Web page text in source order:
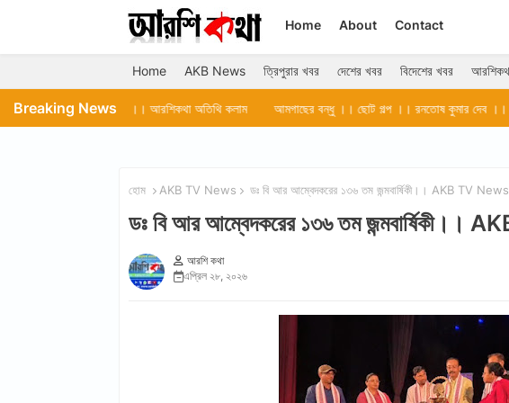
Home About Contact
Home AKB News ত্রিপুরার খবর দেশের খবর বিদেশের খবর
Breaking News
।। আরশিকথা অতিথি কলাম আমগাছের বন্ধু ।। ছোট গল্প ।। রনতোষ কুমার দেব ।। আগরতলা ।।
হোম AKB TV News ডঃ বি আর আম্বেদকরের ১৩৬ তম জন্মবার্ষিকী।। AKB TV News
ডঃ বি আর আম্বেদকরের ১৩৬ তম জন্মবার্ষিকী।।
আরশি কথা
এপ্রিল ২৮, ২০২৬